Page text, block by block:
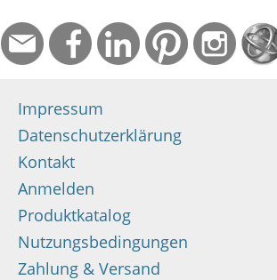
Impressum
Datenschutzerklärung
Kontakt
Anmelden
Produktkatalog
Nutzungsbedingungen
Zahlung & Versand